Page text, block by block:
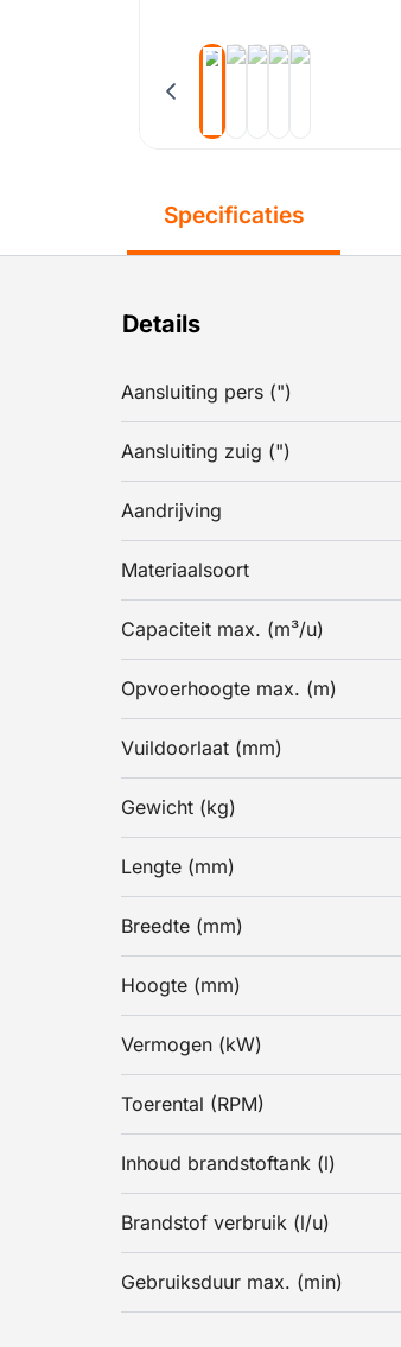
Specificaties
Details
Aansluiting pers (")
Aansluiting zuig (")
Aandrijving
Materiaalsoort
Capaciteit max. (m³/u)
Opvoerhoogte max. (m)
Vuildoorlaat (mm)
Gewicht (kg)
Lengte (mm)
Breedte (mm)
Hoogte (mm)
Vermogen (kW)
Toerental (RPM)
Inhoud brandstoftank (l)
Brandstof verbruik (l/u)
Gebruiksduur max. (min)